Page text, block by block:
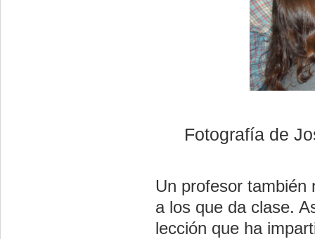
Fotografía de
Un profesor también
a los que da clase.
lección que ha